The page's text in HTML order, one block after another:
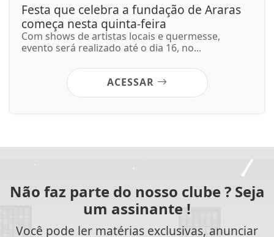
Festa que celebra a fundação de Araras
começa nesta quinta-feira
Com shows de artistas locais e quermesse,
evento será realizado até o dia 16, no...
ACESSAR
Não faz parte do nosso clube ? Seja
um assinante !
Você pode ler matérias exclusivas, anunciar